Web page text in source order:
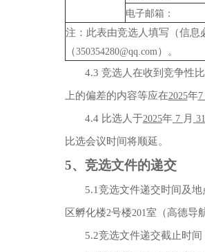
电子邮箱：
注：此表由竞选人填写（信息
（350354280@qq.com）。
4.3 竞选人在收到竞争性
上的偏差的内容等应在2025年7
4.4 比选人于2025年 7 月 31
比选会议时间将顺延。
5、竞选文件的递交
5.1竞选文件递交时间及地
区孵化楼2号楼201室（高德导
5.2竞选文件递交截止时间